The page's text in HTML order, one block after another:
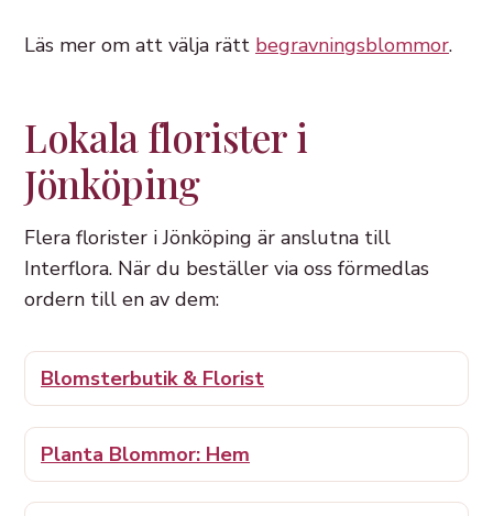
Läs mer om att välja rätt begravningsblommor.
Lokala florister i
Jönköping
Flera florister i Jönköping är anslutna till
Interflora. När du beställer via oss förmedlas
ordern till en av dem:
Blomsterbutik & Florist
Planta Blommor: Hem